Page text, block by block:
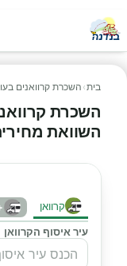
בית› השכרת קרוואנים
השכרת
השוואת מחירים
קרוואן
עיר איסוף הקרוואן